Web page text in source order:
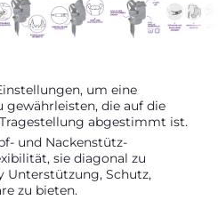
um eine
die auf die
abgestimmt ist.
und Nackenstütz-
sie diagonal zu
Unterstützung, Schutz,
zu bieten.